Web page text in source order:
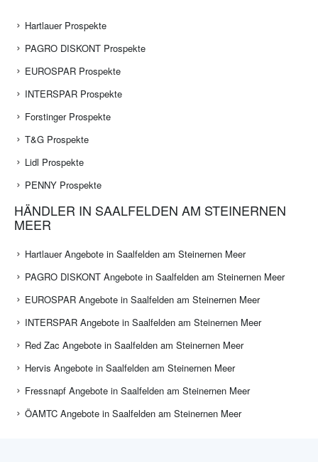
Hartlauer Prospekte
PAGRO DISKONT Prospekte
EUROSPAR Prospekte
INTERSPAR Prospekte
Forstinger Prospekte
T&G Prospekte
Lidl Prospekte
PENNY Prospekte
HÄNDLER IN SAALFELDEN AM STEINERNEN
MEER
Hartlauer Angebote in Saalfelden am Steinernen Meer
PAGRO DISKONT Angebote in Saalfelden am Steinernen Meer
EUROSPAR Angebote in Saalfelden am Steinernen Meer
INTERSPAR Angebote in Saalfelden am Steinernen Meer
Red Zac Angebote in Saalfelden am Steinernen Meer
Hervis Angebote in Saalfelden am Steinernen Meer
Fressnapf Angebote in Saalfelden am Steinernen Meer
ÖAMTC Angebote in Saalfelden am Steinernen Meer